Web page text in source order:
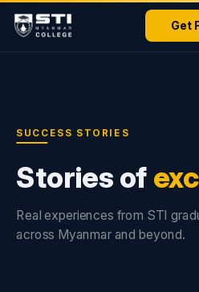
Get
SUCCESS STORIES
Stories of
Real experiences from STI
across Myanmar and beyond.